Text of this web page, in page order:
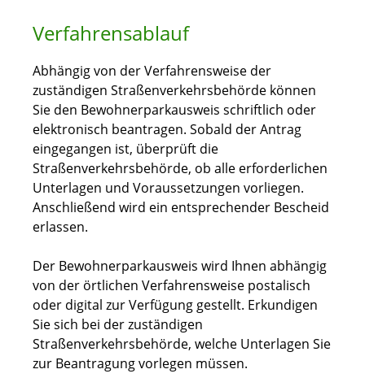
Verfahrensablauf
Abhängig von der Verfahrensweise der
zuständigen Straßenverkehrsbehörde können
Sie den Bewohnerparkausweis schriftlich oder
elektronisch beantragen. Sobald der Antrag
eingegangen ist, überprüft die
Straßenverkehrsbehörde, ob alle erforderlichen
Unterlagen und Voraussetzungen vorliegen.
Anschließend wird ein entsprechender Bescheid
erlassen.
Der Bewohnerparkausweis wird Ihnen abhängig
von der örtlichen Verfahrensweise postalisch
oder digital zur Verfügung gestellt. Erkundigen
Sie sich bei der zuständigen
Straßenverkehrsbehörde, welche Unterlagen Sie
zur Beantragung vorlegen müssen.